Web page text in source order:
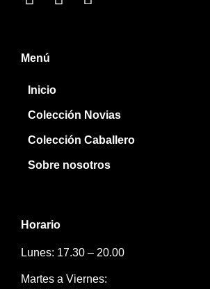
Menú
Inicio
Colección Novias
Colección Caballero
Sobre nosotros
Horario
Lunes: 17.30 – 20.00
Martes a Viernes: